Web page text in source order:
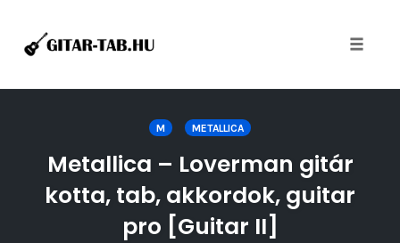
M METALLICA
Metallica – Loverman gitár
kotta, tab, akkordok, guitar
pro [Guitar II]